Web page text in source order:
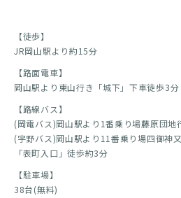
【徒歩】
JR岡山駅より約15分
【路面電車】
岡山駅より東山行き「城下」下車徒歩3分
【路線バス】
(岡電バス)岡山駅より1番乗り場藤原団地
(宇野バス)岡山駅より11番乗り場四御神
「表町入口」徒歩約3分
【駐車場】
38台(無料)